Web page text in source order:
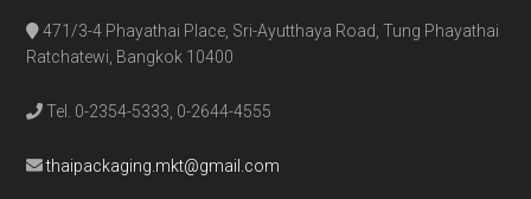
471/3-4 Phayathai Place, Sri-Ayutthaya Road, Tung Phayathai
Ratchatewi, Bangkok 10400
Tel. 0-2354-5333, 0-2644-4555
thaipackaging.mkt@gmail.com